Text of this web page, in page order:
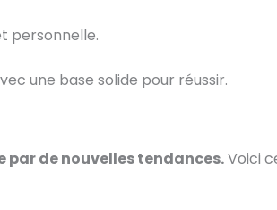
personnelle.
une base solide pour réussir.
par de nouvelles tendances.Voici